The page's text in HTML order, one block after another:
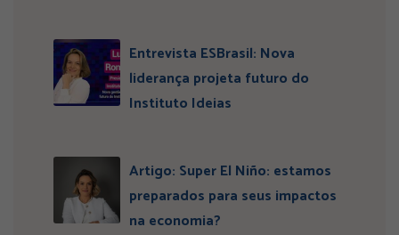
Entrevista ESBrasil: Nova
liderança projeta futuro do
Instituto Ideias
Artigo: Super El Niño: estamos
preparados para seus impactos
na economia?